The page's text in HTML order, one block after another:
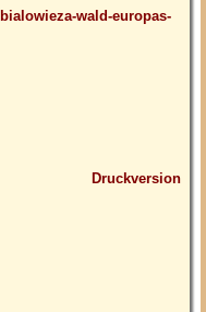
wald-europas-
Druckversion